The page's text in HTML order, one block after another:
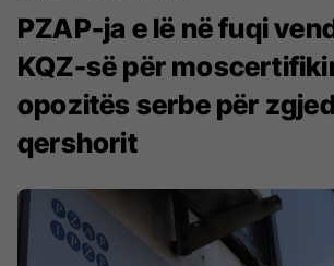
PZAP-ja e lë në fuqi
KQZ-së për
opozitës serbe për
qershorit